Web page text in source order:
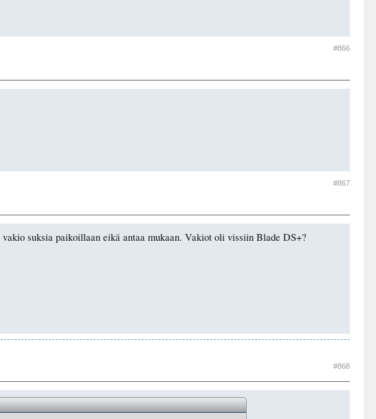
#866
#867
suksia paikoillaan eikä antaa mukaan. Vakiot oli vissiin Blade DS+?
#868